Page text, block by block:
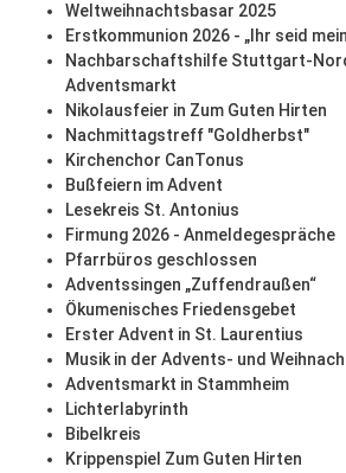
Weltweihnachtsbasar 2025
Erstkommunion 2026 - „Ihr seid
Nachbarschaftshilfe Stuttgart-
Adventsmarkt
Nikolausfeier in Zum Guten Hirten
Nachmittagstreff "Goldherbst"
Kirchenchor CanTonus
Bußfeiern im Advent
Lesekreis St. Antonius
Firmung 2026 - Anmeldegespräche
Pfarrbüros geschlossen
Adventssingen „Zuffendraußen“
Ökumenisches Friedensgebet
Erster Advent in St. Laurentius
Musik in der Advents- und
Adventsmarkt in Stammheim
Lichterlabyrinth
Bibelkreis
Krippenspiel Zum Guten Hirten